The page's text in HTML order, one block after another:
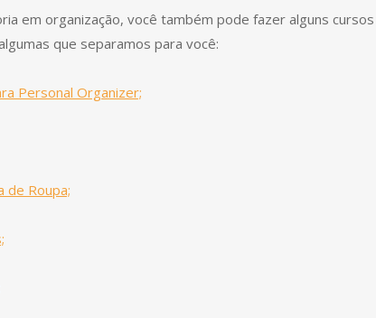
em organização, você também pode fazer alguns
que separamos para você:
Personal Organizer;
de Roupa;